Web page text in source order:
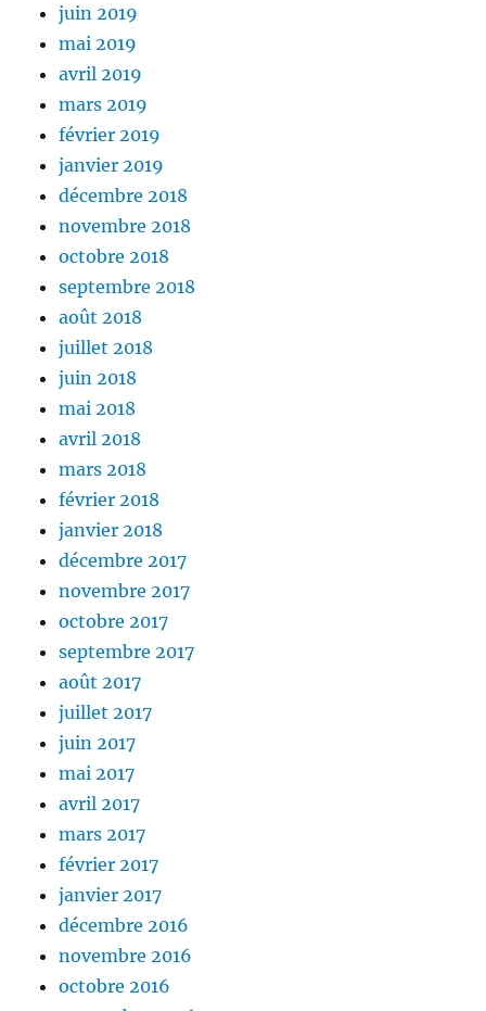
juin 2019
mai 2019
avril 2019
mars 2019
février 2019
janvier 2019
décembre 2018
novembre 2018
octobre 2018
septembre 2018
août 2018
juillet 2018
juin 2018
mai 2018
avril 2018
mars 2018
février 2018
janvier 2018
décembre 2017
novembre 2017
octobre 2017
septembre 2017
août 2017
juillet 2017
juin 2017
mai 2017
avril 2017
mars 2017
février 2017
janvier 2017
décembre 2016
novembre 2016
octobre 2016